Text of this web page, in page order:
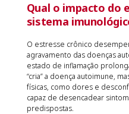
Qual o impacto do
sistema
O estresse crônico
agravamento das doenças
estado de inflamação
“cria” a doença autoimune,
físicas, como dores e
capaz de desencadear
predispostas.